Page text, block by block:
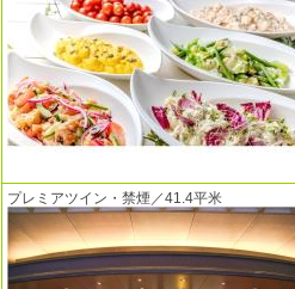
プレミアツイン・禁煙／41.4平米